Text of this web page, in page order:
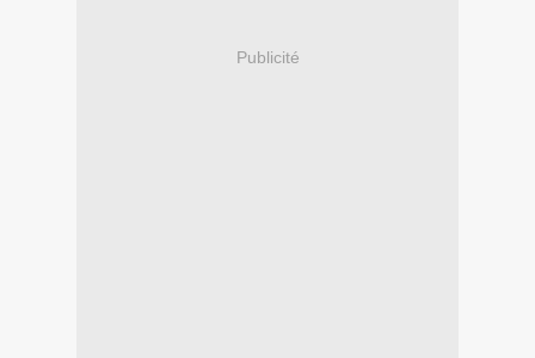
Publicité